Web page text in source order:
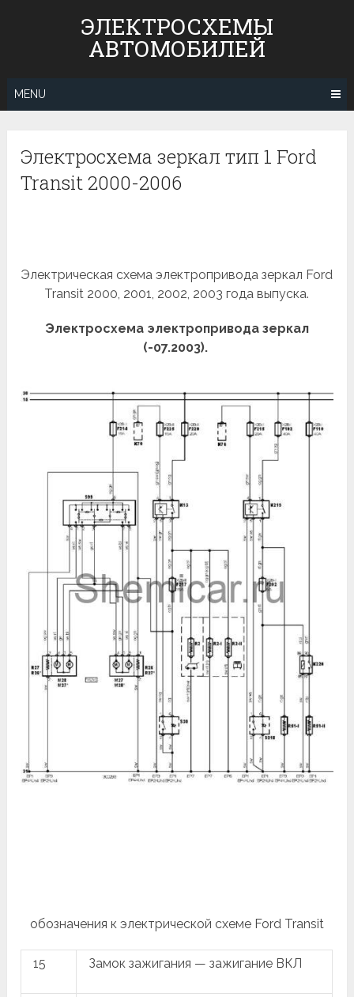
ЭЛЕКТРОСХЕМЫ
АВТОМОБИЛЕЙ
MENU
Электросхема зеркал тип 1 Ford
Transit 2000-2006
Электрическая схема электропривода зеркал Ford
Transit 2000, 2001, 2002, 2003 года выпуска.
Электросхема электропривода зеркал
(-07.2003).
обозначения к электрической схеме Ford Transit
15 Замок зажигания — зажигание ВКЛ